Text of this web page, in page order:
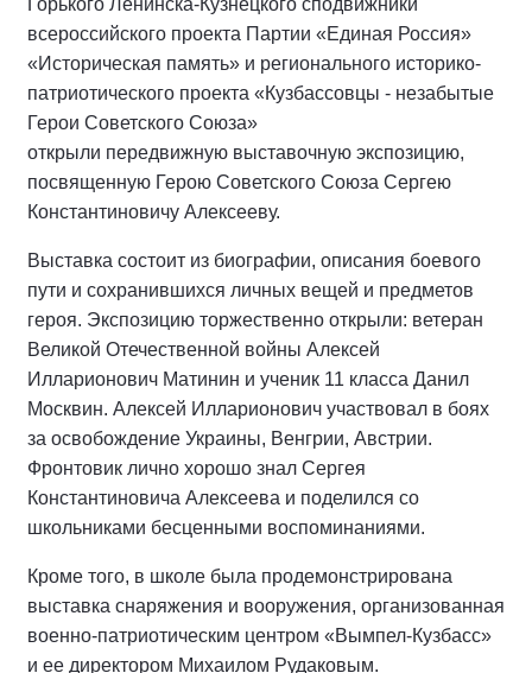
Горького Ленинска-Кузнецкого сподвижники
всероссийского проекта Партии «Единая Россия»
«Историческая память» и регионального историко-
патриотического проекта «Кузбассовцы - незабытые
Герои Советского Союза»
открыли передвижную выставочную экспозицию,
посвященную Герою Советского Союза Сергею
Константиновичу Алексееву.
Выставка состоит из биографии, описания боевого
пути и сохранившихся личных вещей и предметов
героя. Экспозицию торжественно открыли: ветеран
Великой Отечественной войны Алексей
Илларионович Матинин и ученик 11 класса Данил
Москвин. Алексей Илларионович участвовал в боях
за освобождение Украины, Венгрии, Австрии.
Фронтовик лично хорошо знал Сергея
Константиновича Алексеева и поделился со
школьниками бесценными воспоминаниями.
Кроме того, в школе была продемонстрирована
выставка снаряжения и вооружения, организованная
военно-патриотическим центром «Вымпел-Кузбасс»
и ее директором Михаилом Рудаковым.